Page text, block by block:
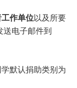
作单位以及所要
送电子邮件到
默认捐助类别为